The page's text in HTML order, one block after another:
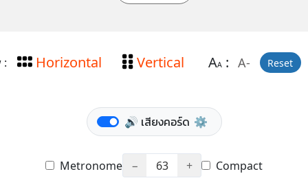
: Horizontal Vertical AA: A- Reset
🔊 เสียงคอร์ด ⚙️
Metronome − 63 + Compact